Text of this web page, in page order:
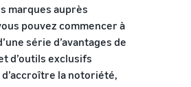
marques auprès
pouvez commencer à
série d’avantages de
d’outils exclusifs
la notoriété,